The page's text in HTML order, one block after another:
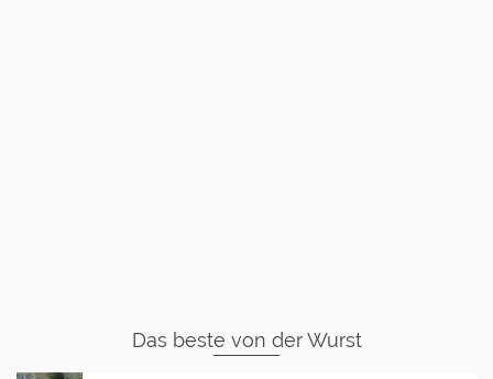
Das beste von der Wurst